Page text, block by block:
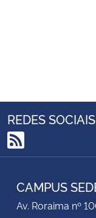
Ministério do
Ministério da Mulher, da
REDES
RSS
CAMPUS
Av. Roraima nº